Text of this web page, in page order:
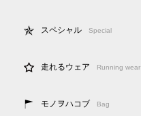
スペシャル Special
走れるウェア Running wear
モノヲハコブ Bag